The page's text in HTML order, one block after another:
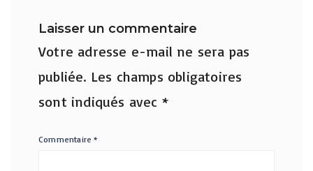
Laisser un commentaire
Votre adresse e-mail ne sera pas
publiée. Les champs obligatoires
sont indiqués avec *
Commentaire*